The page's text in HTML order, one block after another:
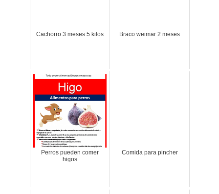
Cachorro 3 meses 5 kilos Braco weimar 2 meses
Perros pueden comer
higos
Comida para pincher